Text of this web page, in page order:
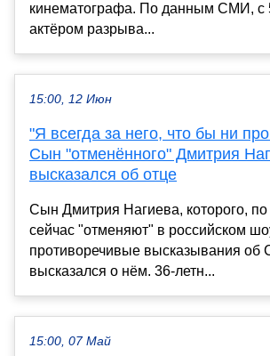
кинематографа. По данным СМИ, с
актёром разрыва...
15:00, 12 Июн
"Я всегда за него, что бы ни
Сын "отменённого" Дмитрия
высказался об отце
Сын Дмитрия Нагиева, которого, по
сейчас "отменяют" в российском
противоречивые высказывания об
высказался о нём. 36-летн...
15:00, 07 Май